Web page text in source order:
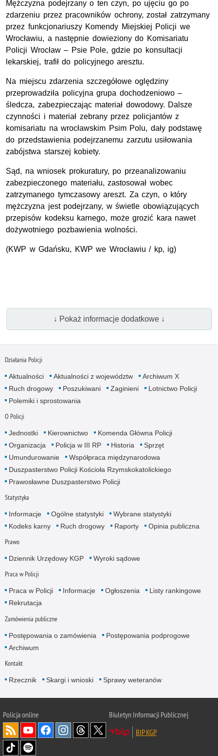
Mężczyzna podejrzany o ten czyn, po ujęciu go po
zdarzeniu przez pracowników ochrony, został zatrzymany
przez funkcjonariuszy Komendy Miejskiej Policji we
Wrocławiu, a następnie dowieziony do Komisariatu
Policji Wrocław – Psie Pole, gdzie po konsultacji
lekarskiej, trafił do policyjnego aresztu.
Na miejscu zdarzenia szczegółowe oględziny
przeprowadziła policyjna grupa dochodzeniowo –
śledcza, zabezpieczając materiał dowodowy. Dalsze
czynności i materiał zebrany przez policjantów z
komisariatu na wrocławskim Psim Polu, dały podstawę
do przedstawienia podejrzanemu zarzutu usiłowania
zabójstwa starszej kobiety.
Sąd, na wniosek prokuratury, po przeanalizowaniu
zabezpieczonego materiału, zastosował wobec
zatrzymanego tymczasowy areszt. Za czyn, o który
mężczyzna jest podejrzany, w świetle obowiązujących
przepisów kodeksu karnego, może grozić kara nawet
dożywotniego pozbawienia wolności.
(KWP w Gdańsku, KWP we Wrocławiu / kp, ig)
↓ Pokaż informacje dodatkowe ↓
Działania Policji
Aktualności Aktualności z województw
Archiwum X
Ruch drogowy
Poszukiwani Zaginieni
Lotnictwo Policji
Polemiki i sprostowania
O Policji
Jednostki Kierownictwo
Komenda Główna Policji
Organizacja
Policja w III RP Historia
Sprzęt
Umundurowanie
Współpraca międzynarodowa
Duszpasterstwo Policji Kościoła Rzymskokatolickiego
Prawosławne Duszpasterstwo Policji
Statystyka
Informacje Ogólne statystyki
Wybrane statystyki
Kodeks karny
Ruch drogowy Raporty Opinia publiczna
Prawo
Dziennik Urzędowy KGP Wyroki sądowe
Praca w Policji
Praca w Policji Informacje Ogłoszenia
Listy rankingowe
Rekrutacja
Zamówienia publiczne
Postępowania o zamówienia
Postępowania podprogowe
Archiwum
Kontakt
Rzecznik Skargi i wnioski Sprawy weteranów
Policjaonline
Biuletyn Informacji Publicznej
BIP KGP